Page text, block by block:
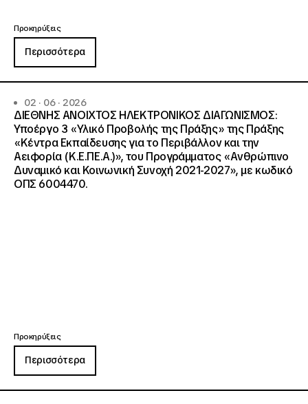
Προκηρύξεις
Περισσότερα
02 · 06 · 2026
ΔΙΕΘΝΗΣ ΑΝΟΙΧΤΟΣ ΗΛΕΚΤΡΟΝΙΚΟΣ ΔΙΑΓΩΝΙΣΜΟΣ:
Υποέργο 3 «Υλικό Προβολής της Πράξης» της Πράξης
«Κέντρα Εκπαίδευσης για το Περιβάλλον και την
Αειφορία (Κ.Ε.ΠΕ.Α.)», του Προγράμματος «Ανθρώπινο
Δυναμικό και Κοινωνική Συνοχή 2021-2027», με κωδικό
ΟΠΣ 6004470.
Προκηρύξεις
Περισσότερα